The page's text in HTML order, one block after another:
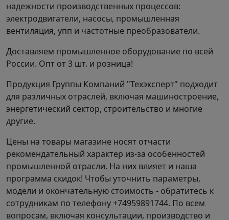
надежности производственных процессов:
электродвигатели, насосы, промышленная
вентиляция, упп и частотные преобразователи.
Доставляем промышленное оборудование по всей
России. Опт от 3 шт. и розница!
Продукция Группы Компаний "Техэксперт" подходит
для различных отраслей, включая машиностроение,
энергетический сектор, строительство и многие
другие.
Цены на товары магазине носят отчасти
рекомендательный характер из-за особенностей
промышленной отрасли. На них влияет и наша
программа скидок! Чтобы уточнить параметры,
модели и окончательную стоимость - обратитесь к
сотрудникам по телефону +74959891744. По всем
вопросам, включая консультации, производство и